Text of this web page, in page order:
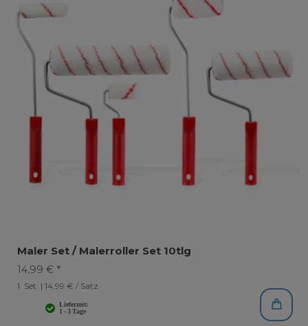
Maler Set / Malerroller Set 10tlg
14,99 € *
1 Set | 14,99 € / Satz